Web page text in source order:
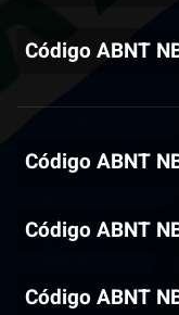
Código ABNT
Código ABNT
Código ABNT
Código ABNT